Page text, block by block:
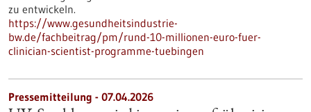
zu entwickeln.
https://www.gesundheitsindustrie-
bw.de/fachbeitrag/pm/rund-10-millionen-euro-fuer-
clinician-scientist-programme-tuebingen
Pressemitteilung - 07.04.2026